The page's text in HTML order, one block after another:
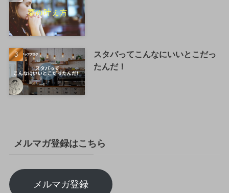
スタバってこんなにいいとこだっ
たんだ！
メルマガ登録はこちら
メルマガ登録